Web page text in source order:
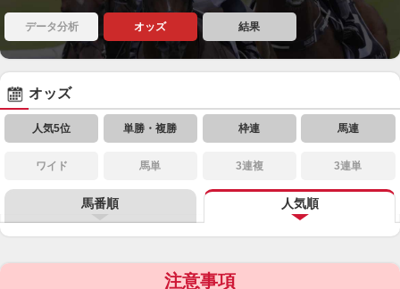
データ分析 オッズ 結果
オッズ
人気5位 単勝・複勝 枠連 馬連
ワイド 馬単 3連複 3連単
馬番順 人気順
注意事項